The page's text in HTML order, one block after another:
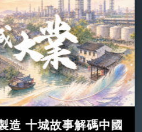
造 十城故事解碼中國